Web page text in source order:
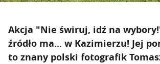
Akcja "Nie świruj, idź na
źródło ma... w Kazimierzu! Jej
to znany polski fotografik